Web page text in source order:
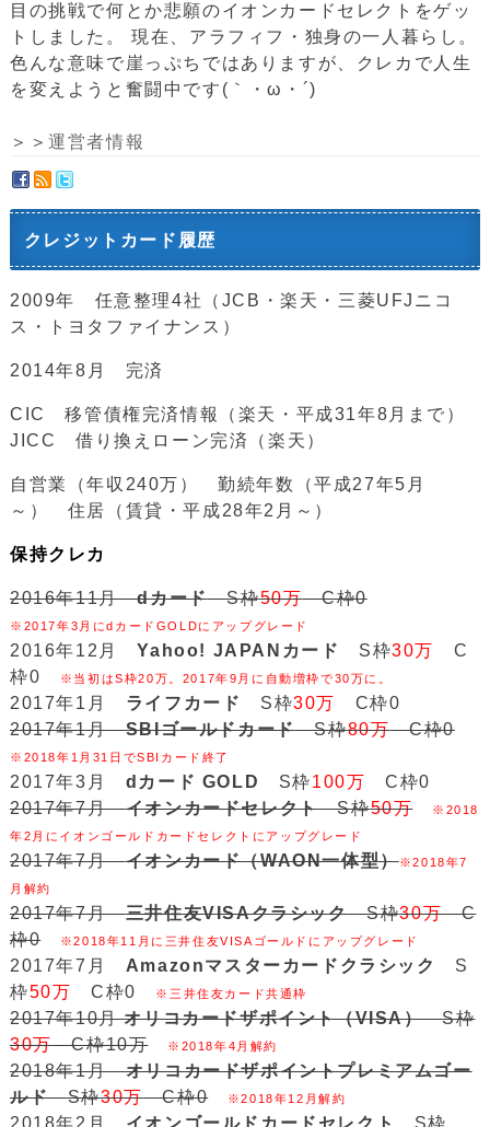
目の挑戦で何とか悲願のイオンカードセレクトをゲッ
トしました。 現在、アラフィフ・独身の一人暮らし。
色んな意味で崖っぷちではありますが、クレカで人生
を変えようと奮闘中です(｀・ω・´)ゞ
＞＞運営者情報
クレジットカード履歴
2009年 任意整理4社（JCB・楽天・三菱UFJニコ
ス・トヨタファイナンス）
2014年8月 完済
CIC 移管債権完済情報（楽天・平成31年8月まで）
JICC 借り換えローン完済（楽天）
自営業（年収240万） 勤続年数（平成27年5月
～） 住居（賃貸・平成28年2月～）
保持クレカ
2016年11月dカードS枠50万C枠0
※2017年3月にdカードGOLDにアップグレード
2016年12月Yahoo! JAPANカード S枠30万
C
枠0
※当初はS枠20万。2017年9月に自動増枠で30万に。
2017年1月 ライフカード S枠30万
C枠0
2017年1月SBIゴールドカードS枠80万C枠0
※2018年1月31日でSBIカード終了
2017年3月 dカード GOLD S枠100万 C枠0
2017年7月イオンカードセレクトS枠50万
※2018
年2月にイオンゴールドカードセレクトにアップグレード
2017年7月イオンカード（WAON一体型）※2018年7
月解約
2017年7月三井住友VISAクラシックS枠30万C
枠0
※2018年11月に三井住友VISAゴールドにアップグレード
2017年7月 Amazonマスターカードクラシック
S
枠50万 C枠0 ※三井住友カード共通枠
2017年10月オリコカードザポイント（VISA）S枠
30万C枠10万 ※2018年4月解約
2018年1月オリコカードザポイントプレミアムゴー
ルドS枠30万C枠0 ※2018年12月解約
2018年2月 イオンゴールドカードセレクト S枠